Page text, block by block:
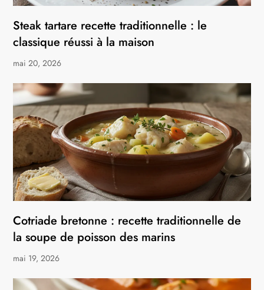
Steak tartare recette traditionnelle : le
classique réussi à la maison
mai 20, 2026
Cotriade bretonne : recette traditionnelle de
la soupe de poisson des marins
mai 19, 2026